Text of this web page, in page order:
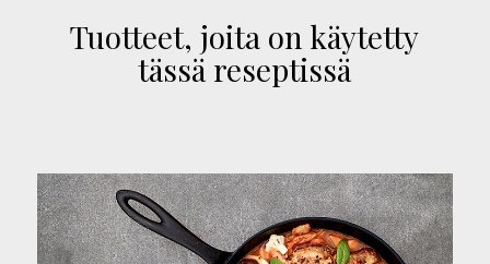
Tuotteet, joita on käytetty
tässä reseptissä